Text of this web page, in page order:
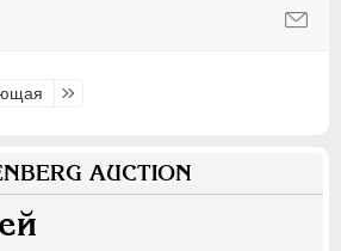
Последняя
AUCTION